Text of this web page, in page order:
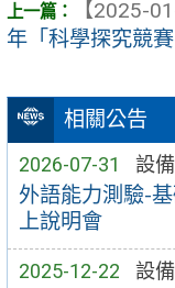
相關公告
2026-07-31 設
外語能力測驗-
上說明會
2025-12-22 設
【2025-
年「科學探究競